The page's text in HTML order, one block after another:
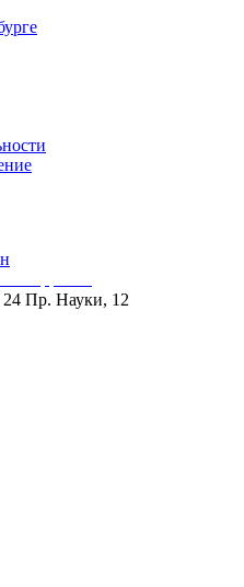
24 Пр. Науки, 12